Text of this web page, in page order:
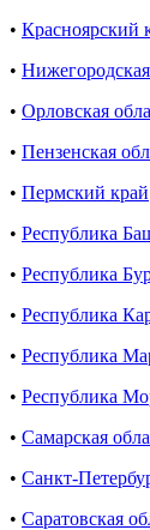
• Красноярский
•
• Орловская
• Пензенская
• Пермский край
• Республика
• Республика
• Республика
• Республика
• Республика
• Самарская
• Санкт-
• Саратовская